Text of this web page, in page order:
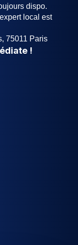
dispo.
local est
75011 Paris
!